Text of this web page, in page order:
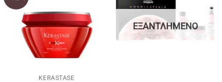
KERASTASE
ΕΞΑΝΤΛΗΜΈΝΟ